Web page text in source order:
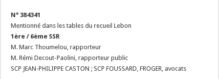
N° 384341
Mentionné dans les tables du recueil Lebon
1ère / 6ème SSR
M. Marc Thoumelou, rapporteur
M. Rémi Decout-Paolini, rapporteur public
SCP JEAN-PHILIPPE CASTON ; SCP FOUSSARD, FROGER, avocats